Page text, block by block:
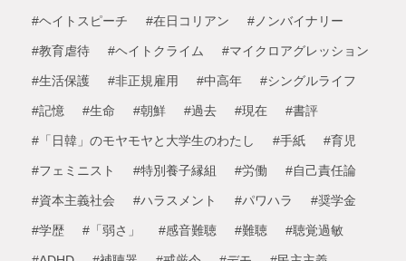
#ヘイトスピーチ #在日コリアン #ノンバイナリー
#教育虐待 #ヘイトクライム #マイクロアグレッション
#生活保護 #非正規雇用 #中高年 #シングルライフ
#記憶 #生命 #朝鮮 #過去 #現在 #書評
#「日韓」のモヤモヤと大学生のわたし #手紙 #育児
#フェミニスト #特別養子縁組 #労働 #自己責任論
#資本主義社会 #ハラスメント #パワハラ #奨学金
#学歴 #「弱さ」 #感音難聴 #難聴 #聴覚過敏